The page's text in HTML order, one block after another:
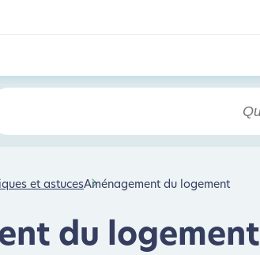
et astucesAménagement du logement
du logement